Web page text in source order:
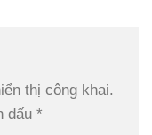
thị công khai.
dấu *